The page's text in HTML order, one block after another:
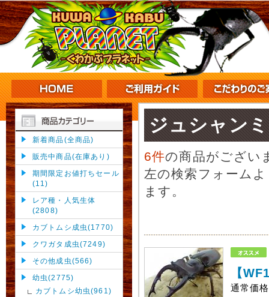
新着商品(全商品)
販売中商品(在庫あり)
期間限定お値打ちセール
(11)
レア種・人気生体
(2808)
カブトムシ成虫(1770)
クワガタ成虫(7249)
その他成虫(566)
幼虫(2775)
カブトムシ幼虫(961)
ジュシャン
6件の商品がござい
左の検索フォーム
ます。
【
通常価